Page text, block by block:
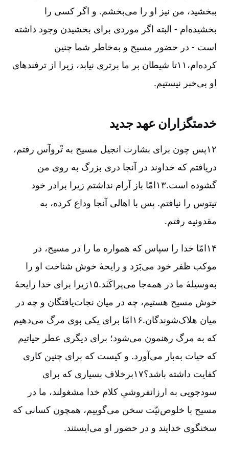
ببخشید، من نیز او را می‌بخشم. و اگر کسی را
بخشیده‌ام - البته اگر موردی برای بخشیدن وجود داشته
است - در حضور مسیح و به‌خاطر شما چنین
کرده‌ام،۱۱تا شیطان بر ما برتری نیابد، زیرا از ترفندهای
او بی‌خبر نیستیم.
خدمتگزاران عهد جدید
۱۲پس چون برای بشارت انجیل مسیح به تْروآس رفتم،
دریافتم که خداوند در آنجا دری بزرگ به روی من
گشوده است.۱۳امّا باز آرام نداشتم زیرا برادر خود
تیتوس را نیافتم. پس با اهالی آنجا وداع کرده، به
مقدونیه رفتم.
۱۴امّا خدا را سپاس که همواره ما را در مسیح، در
موکب ظفر خود می‌بَرَد و رایحۀ خوش شناخت او را
به‌وسیلۀ ما در همه‌جا می‌پراکَنَد.۱۵زیرا برای خدا رایحۀ
خوش مسیح هستیم، چه در میان نجات‌یافتگان و چه در
میان هلاک‌شوندگان.۱۶امّا برای یکی بوی مرگ می‌دهیم
که به مرگ رهنمون می‌شود؛ برای دیگری عطر حیاتیم
که حیات به‌بار می‌آورد. و کیست که برای چنین کاری
کفایت داشته باشد؟۱۷برخلاف بسیاری که برای
سودجویی به ارزانفروشیِ کلام خدا مشغولند، ما در
مسیح با خلوص‌نیّت سخن می‌گوییم، همچون کسانی که
سخنگوی خدایند و در حضور او می‌ایستند.